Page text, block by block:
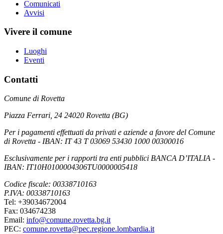
Comunicati
Avvisi
Vivere il comune
Luoghi
Eventi
Contatti
Comune di Rovetta
Piazza Ferrari, 24 24020 Rovetta (BG)
Per i pagamenti effettuati da privati e aziende a favore del Comune
di Rovetta - IBAN: IT 43 T 03069 53430 1000 00300016
Esclusivamente per i rapporti tra enti pubblici BANCA D’ITALIA -
IBAN: IT10H0100004306TU0000005418
Codice fiscale: 00338710163
P.IVA: 00338710163
Tel: +39034672004
Fax: 034674238
Email: info@comune.rovetta.bg.it
PEC: comune.rovetta@pec.regione.lombardia.it